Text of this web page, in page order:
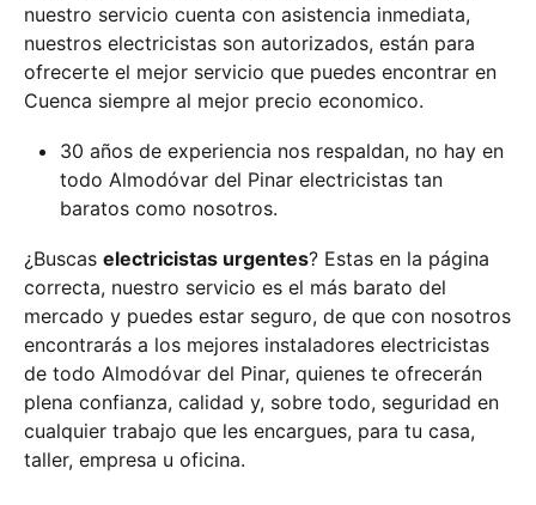
nuestro servicio cuenta con asistencia inmediata,
nuestros electricistas son autorizados, están para
ofrecerte el mejor servicio que puedes encontrar en
Cuenca siempre al mejor precio economico.
30 años de experiencia nos respaldan, no hay en
todo Almodóvar del Pinar electricistas tan
baratos como nosotros.
¿Buscas electricistas urgentes? Estas en la página
correcta, nuestro servicio es el más barato del
mercado y puedes estar seguro, de que con nosotros
encontrarás a los mejores instaladores electricistas
de todo Almodóvar del Pinar, quienes te ofrecerán
plena confianza, calidad y, sobre todo, seguridad en
cualquier trabajo que les encargues, para tu casa,
taller, empresa u oficina.